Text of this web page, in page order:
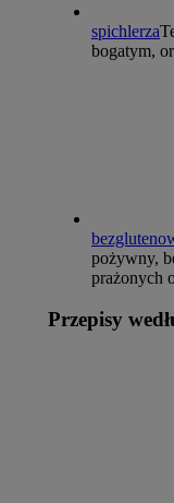
spichlerza
bogatym,
pożywny,
prażonych
Przepisy